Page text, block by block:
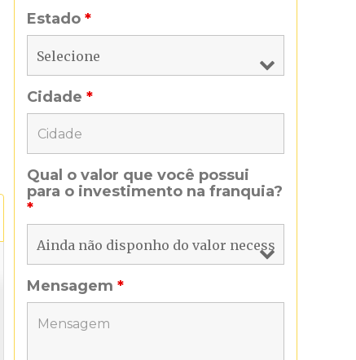
Estado *
Cidade *
Qual o valor que você possui
para o investimento na franquia?
*
Mensagem *